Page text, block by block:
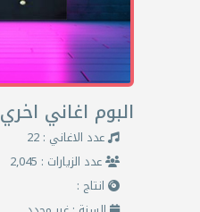
البوم اغاني اخري
عدد الاغاني : 22
عدد الزيارات : 2,045
انتاج :